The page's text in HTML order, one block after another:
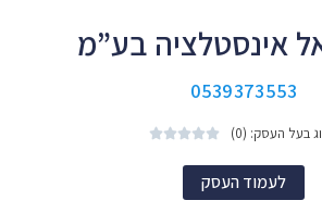
אינסטלציה בע”מ
0539373553
בעל העסק: (0) 




לעמוד העסק